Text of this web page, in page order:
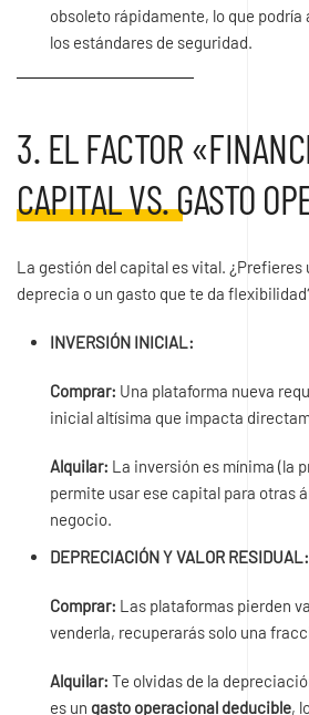
obsoleto rápidamente, lo que
los estándares de seguridad.
3. EL FACTOR
CAPITAL VS. GASTO
La gestión del capital es vital. ¿Prefieres
deprecia o un gasto que te da
INVERSIÓN INICIAL:
Comprar: Una plataforma nueva
inicial altísima que impacta
Alquilar: La inversión es mínima (la
permite usar ese capital para otras
negocio.
DEPRECIACIÓN Y VALOR RESIDUAL:
Comprar: Las plataformas pierden
venderla, recuperarás solo una
Alquilar: Te olvidas de la
es un gasto operacional deducible,